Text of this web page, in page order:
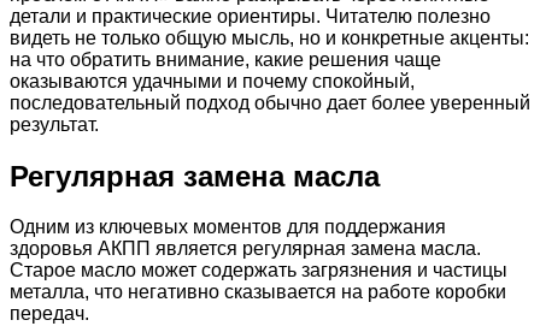
детали и практические ориентиры. Читателю полезно
видеть не только общую мысль, но и конкретные акценты:
на что обратить внимание, какие решения чаще
оказываются удачными и почему спокойный,
последовательный подход обычно дает более уверенный
результат.
Регулярная замена масла
Одним из ключевых моментов для поддержания
здоровья АКПП является регулярная замена масла.
Старое масло может содержать загрязнения и частицы
металла, что негативно сказывается на работе коробки
передач.